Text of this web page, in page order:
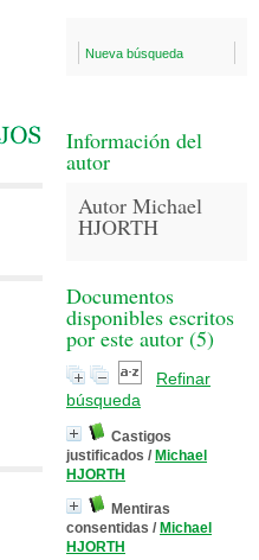
Nueva búsqueda
Información del
autor
Autor Michael
HJORTH
Documentos
disponibles escritos
por este autor (5)
Refinar
búsqueda
Castigos
justificados / Michael
HJORTH
Mentiras
consentidas / Michael
HJORTH